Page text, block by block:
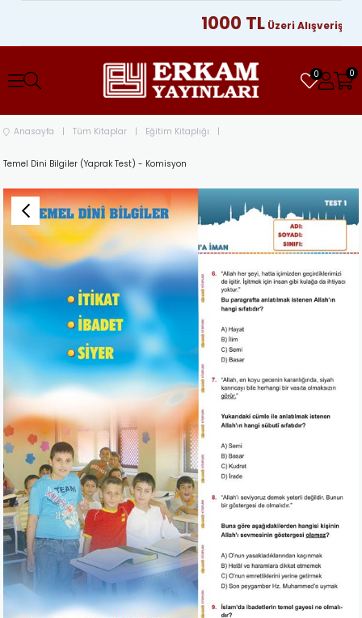
1000 TLÜzeri
0 0
Anasayfa Tüm Kitaplar Eğitim Kitaplığı
Temel Dini Bilgiler (Yaprak Test) - Komisyon